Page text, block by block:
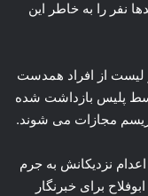
نفر را به خاطر این
لیست از افراد همدست
پلیس بازداشت شده
و شاهد اعدام نزدیکانش به جرم
برای خبرنگار